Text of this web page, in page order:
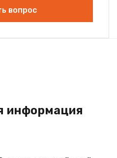
вопрос
информация